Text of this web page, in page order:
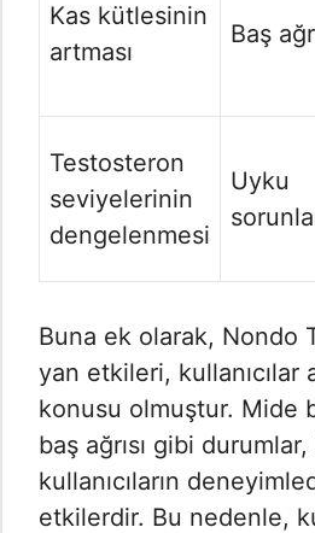
Kas kütlesinin
artması
Baş
Testosteron
seviyelerinin
dengelenmesi
Uyku
Buna ek olarak, Nondo
yan etkileri, kullanıcılar
konusu olmuştur. Mide
baş ağrısı gibi durumlar,
kullanıcıların
etkilerdir. Bu nedenle,